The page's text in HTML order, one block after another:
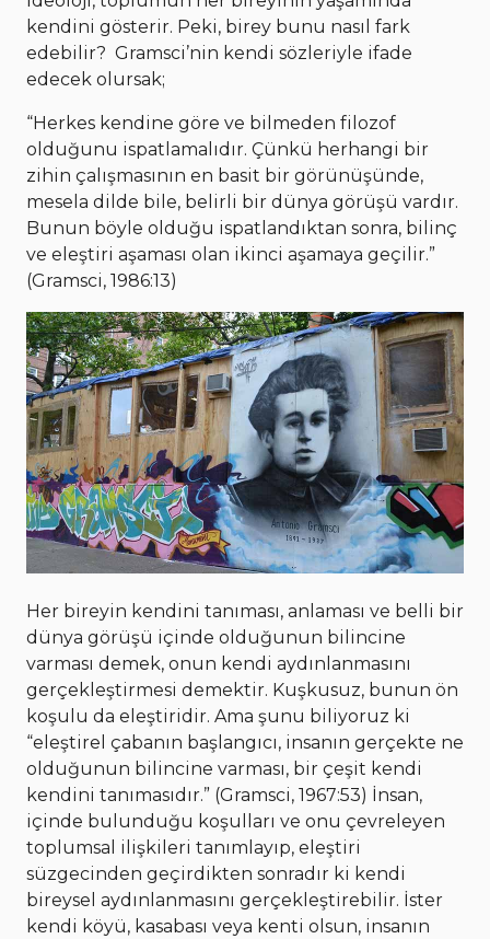
kendini gösterir. Peki, birey bunu nasıl fark
edebilir? Gramsci’nin kendi sözleriyle ifade
edecek olursak;
“Herkes kendine göre ve bilmeden filozof
olduğunu ispatlamalıdır. Çünkü herhangi bir
zihin çalışmasının en basit bir görünüşünde,
mesela dilde bile, belirli bir dünya görüşü vardır.
Bunun böyle olduğu ispatlandıktan sonra, bilinç
ve eleştiri aşaması olan ikinci aşamaya geçilir.”
(Gramsci, 1986:13)
Her bireyin kendini tanıması, anlaması ve belli bir
dünya görüşü içinde olduğunun bilincine
varması demek, onun kendi aydınlanmasını
gerçekleştirmesi demektir. Kuşkusuz, bunun ön
koşulu da eleştiridir. Ama şunu biliyoruz ki
“eleştirel çabanın başlangıcı, insanın gerçekte ne
olduğunun bilincine varması, bir çeşit kendi
kendini tanımasıdır.” (Gramsci, 1967:53) İnsan,
içinde bulunduğu koşulları ve onu çevreleyen
toplumsal ilişkileri tanımlayıp, eleştiri
süzgecinden geçirdikten sonradır ki kendi
bireysel aydınlanmasını gerçekleştirebilir. İster
kendi köyü, kasabası veya kenti olsun, insanın